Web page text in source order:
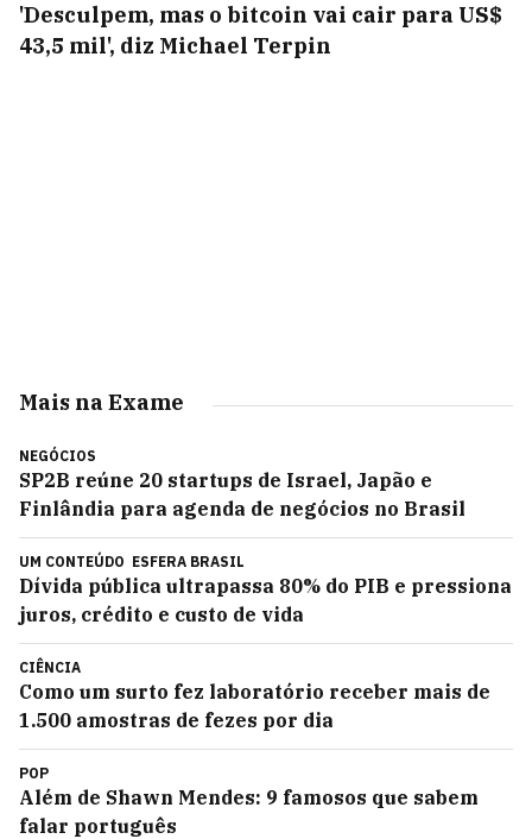
'Desculpem, mas o bitcoin vai cair para US$
43,5 mil', diz Michael Terpin
Mais na Exame
NEGÓCIOS
SP2B reúne 20 startups de Israel, Japão e
Finlândia para agenda de negócios no Brasil
UM CONTEÚDO ESFERA BRASIL
Dívida pública ultrapassa 80% do PIB e pressiona
juros, crédito e custo de vida
CIÊNCIA
Como um surto fez laboratório receber mais de
1.500 amostras de fezes por dia
POP
Além de Shawn Mendes: 9 famosos que sabem
falar português